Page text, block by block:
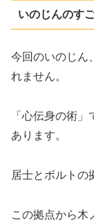
いのじんのす
今回のいのじん
れません。
「心伝身の術
あります。
居士とボルトの
この拠点から木